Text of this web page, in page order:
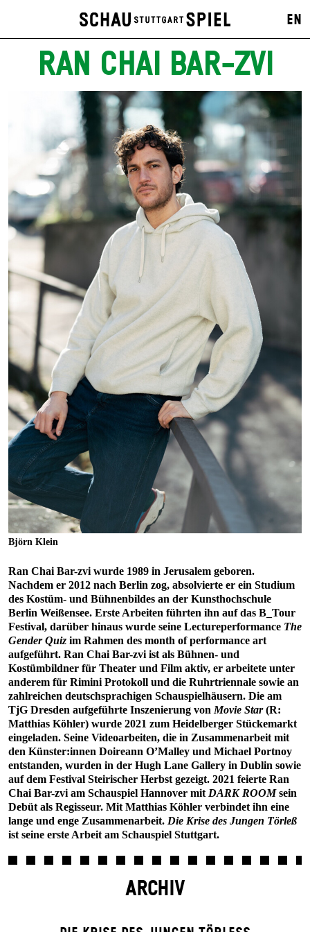
EN
RAN CHAI BAR-ZVI
Björn Klein
Ran Chai Bar-zvi wurde 1989 in Jerusalem geboren.
Nachdem er 2012 nach Berlin zog, absolvierte er ein Studium
des Kostüm- und Bühnenbildes an der Kunsthochschule
Berlin Weißensee. Erste Arbeiten führten ihn auf das B_Tour
Festival, darüber hinaus wurde seine Lectureperformance The
Gender Quiz im Rahmen des month of performance art
aufgeführt. Ran Chai Bar-zvi ist als Bühnen- und
Kostümbildner für Theater und Film aktiv, er arbeitete unter
anderem für Rimini Protokoll und die Ruhrtriennale sowie an
zahlreichen deutschsprachigen Schauspielhäusern. Die am
TjG Dresden aufgeführte Inszenierung von Movie Star(R:
Matthias Köhler) wurde 2021 zum Heidelberger Stückemarkt
eingeladen. Seine Videoarbeiten, die in Zusammenarbeit mit
den Künster:innen Doireann O’Malley und Michael Portnoy
entstanden, wurden in der Hugh Lane Gallery in Dublin sowie
auf dem Festival Steirischer Herbst gezeigt. 2021 feierte Ran
Chai Bar-zvi am Schauspiel Hannover mit DARK ROOMsein
Debüt als Regisseur. Mit Matthias Köhler verbindet ihn eine
lange und enge Zusammenarbeit. Die Krise des Jungen Törleß
ist seine erste Arbeit am Schauspiel Stuttgart.
ARCHIV